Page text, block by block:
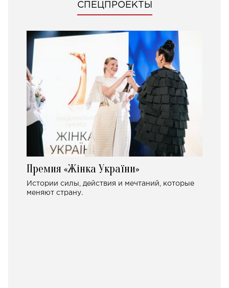
СПЕЦПРОЕКТЫ
Премия «Жінка України»
Истории силы, действия и мечтаний, которые
меняют страну.